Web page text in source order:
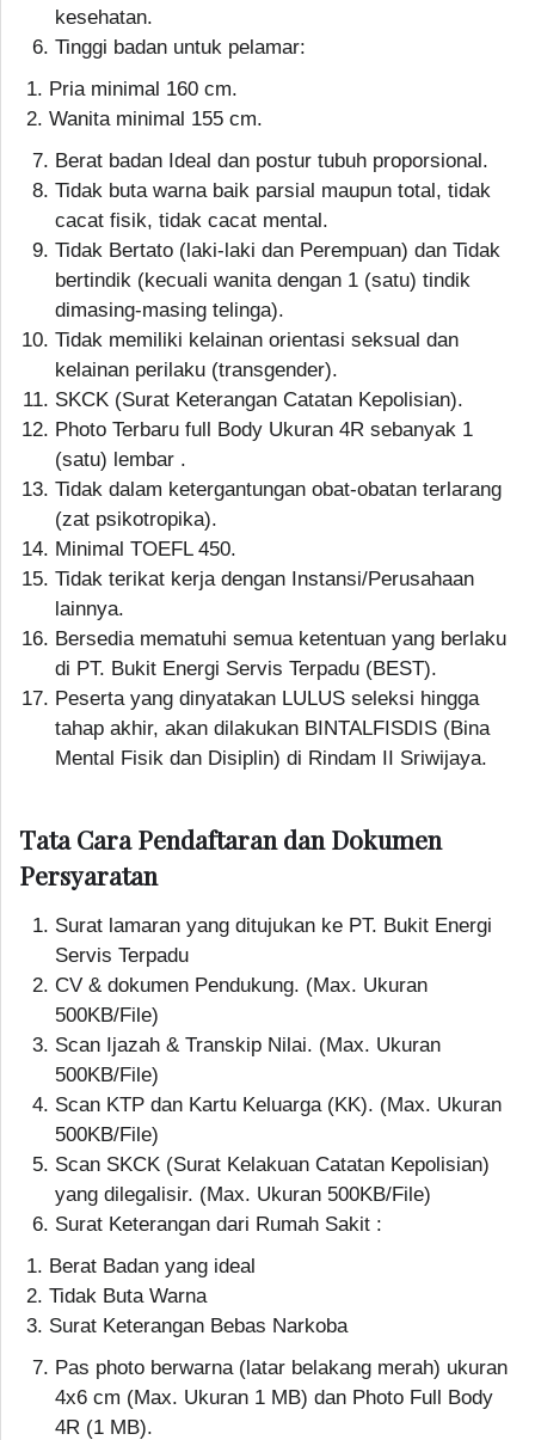
kesehatan.
Tinggi badan untuk pelamar:
Pria minimal 160 cm.
Wanita minimal 155 cm.
Berat badan Ideal dan postur tubuh proporsional.
Tidak buta warna baik parsial maupun total, tidak
cacat fisik, tidak cacat mental.
Tidak Bertato (laki-laki dan Perempuan) dan Tidak
bertindik (kecuali wanita dengan 1 (satu) tindik
dimasing-masing telinga).
Tidak memiliki kelainan orientasi seksual dan
kelainan perilaku (transgender).
SKCK (Surat Keterangan Catatan Kepolisian).
Photo Terbaru full Body Ukuran 4R sebanyak 1
(satu) lembar .
Tidak dalam ketergantungan obat-obatan terlarang
(zat psikotropika).
Minimal TOEFL 450.
Tidak terikat kerja dengan Instansi/Perusahaan
lainnya.
Bersedia mematuhi semua ketentuan yang berlaku
di PT. Bukit Energi Servis Terpadu (BEST).
Peserta yang dinyatakan LULUS seleksi hingga
tahap akhir, akan dilakukan BINTALFISDIS (Bina
Mental Fisik dan Disiplin) di Rindam II Sriwijaya.
Tata Cara Pendaftaran dan Dokumen
Persyaratan
Surat lamaran yang ditujukan ke PT. Bukit Energi
Servis Terpadu
CV & dokumen Pendukung. (Max. Ukuran
500KB/File)
Scan Ijazah & Transkip Nilai. (Max. Ukuran
500KB/File)
Scan KTP dan Kartu Keluarga (KK). (Max. Ukuran
500KB/File)
Scan SKCK (Surat Kelakuan Catatan Kepolisian)
yang dilegalisir. (Max. Ukuran 500KB/File)
Surat Keterangan dari Rumah Sakit :
Berat Badan yang ideal
Tidak Buta Warna
Surat Keterangan Bebas Narkoba
Pas photo berwarna (latar belakang merah) ukuran
4x6 cm (Max. Ukuran 1 MB) dan Photo Full Body
4R (1 MB).